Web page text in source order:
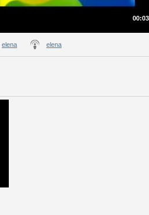
elena elena